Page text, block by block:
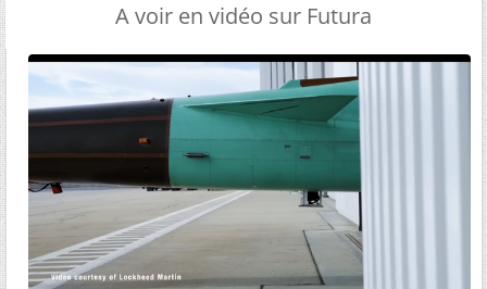
A voir en vidéo sur Futura